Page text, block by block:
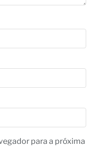
para a próxima